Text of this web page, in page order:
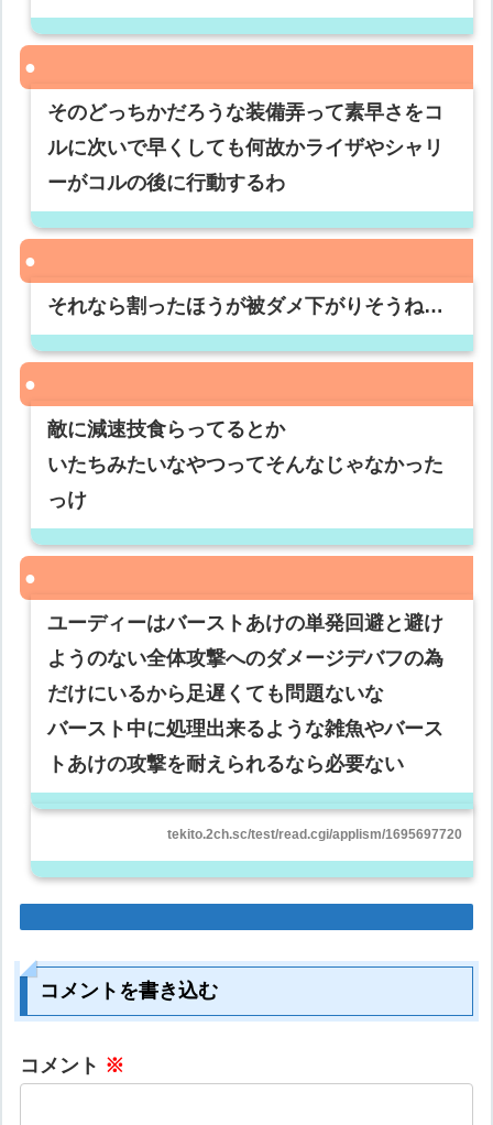
そのどっちかだろうな装備弄って素早さをコ
ルに次いで早くしても何故かライザやシャリ
ーがコルの後に行動するわ
それなら割ったほうが被ダメ下がりそうね…
敵に減速技食らってるとか
いたちみたいなやつってそんなじゃなかった
っけ
ユーディーはバーストあけの単発回避と避け
ようのない全体攻撃へのダメージデバフの為
だけにいるから足遅くても問題ないな
バースト中に処理出来るような雑魚やバース
トあけの攻撃を耐えられるなら必要ない
tekito.2ch.sc/test/read.cgi/applism/1695697720
コメントを書き込む
コメント ※